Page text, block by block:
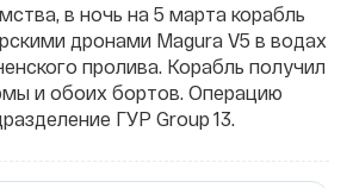
в ночь на 5 марта корабль
дронами Magura V5 в водах
пролива. Корабль получил
и обоих бортов. Операцию
ГУР Group 13.